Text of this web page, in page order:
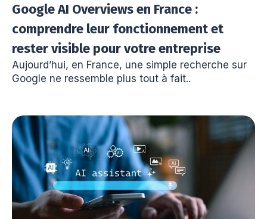
Google AI Overviews en France :
comprendre leur fonctionnement et
rester visible pour votre entreprise
Aujourd’hui, en France, une simple recherche sur
Google ne ressemble plus tout à fait..